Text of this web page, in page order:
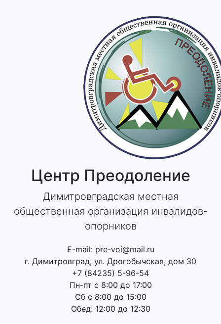
Центр Преодоление
Димитровградская местная
общественная организация инвалидов-
опорников
E-mail: pre-voi@mail.ru
г. Димитровград, ул. Дрогобычская, дом 30
+7 (84235) 5-96-54
Пн-пт с 8:00 до 17:00
Сб с 8:00 до 15:00
Обед: 12:00 до 12:30